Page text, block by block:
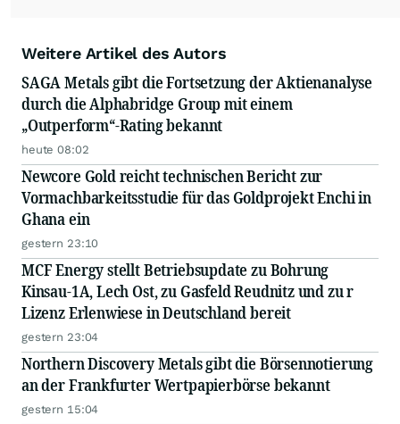
Weitere Artikel des Autors
SAGA Metals gibt die Fortsetzung der Aktienanalyse
durch die Alphabridge Group mit einem
„Outperform“-Rating bekannt
heute 08:02
Newcore Gold reicht technischen Bericht zur
Vormachbarkeitsstudie für das Goldprojekt Enchi in
Ghana ein
gestern 23:10
MCF Energy stellt Betriebsupdate zu Bohrung
Kinsau-1A, Lech Ost, zu Gasfeld Reudnitz und zu r
Lizenz Erlenwiese in Deutschland bereit
gestern 23:04
Northern Discovery Metals gibt die Börsennotierung
an der Frankfurter Wertpapierbörse bekannt
gestern 15:04